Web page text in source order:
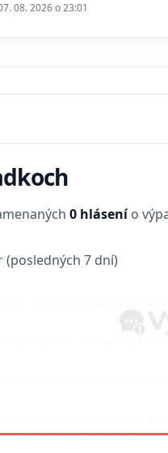
08. 2026 o 23:01
0 hlásenío
(posledných 7 dní)